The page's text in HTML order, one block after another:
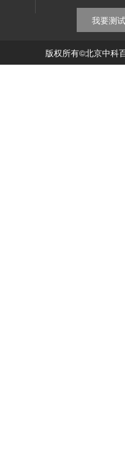
我要测试
版权所有©北京中科